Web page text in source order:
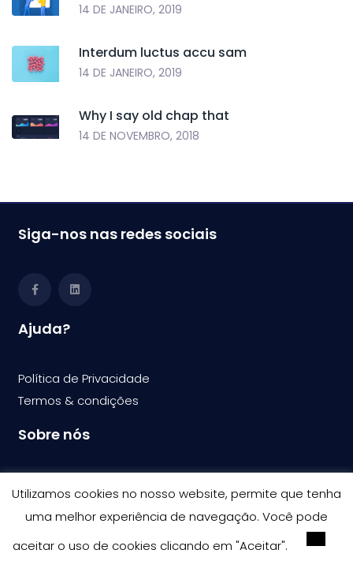
14 DE JANEIRO, 2019
Interdum luctus accu sam
14 DE JANEIRO, 2019
Why I say old chap that
14 DE NOVEMBRO, 2018
Sobre nós
Ajuda?
Política de Privacidade
Termos & condições
Siga-nos nas redes sociais
Utilizamos cookies no nosso website, permite que tenha
uma melhor experiência de navegação. Você pode
aceitar o uso de cookies clicando em "Aceitar".